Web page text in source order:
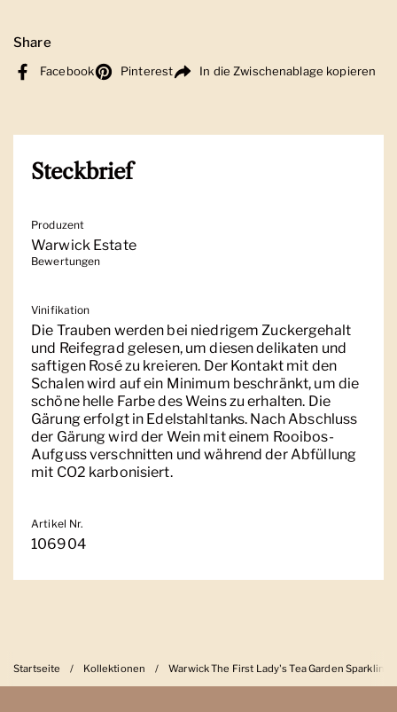
Share
Facebook Pinterest In die Zwischenablage kopieren
Steckbrief
Produzent
Warwick Estate
Bewertungen
Vinifikation
Die Trauben werden bei niedrigem Zuckergehalt
und Reifegrad gelesen, um diesen delikaten und
saftigen Rosé zu kreieren. Der Kontakt mit den
Schalen wird auf ein Minimum beschränkt, um die
schöne helle Farbe des Weins zu erhalten. Die
Gärung erfolgt in Edelstahltanks. Nach Abschluss
der Gärung wird der Wein mit einem Rooibos-
Aufguss verschnitten und während der Abfüllung
mit CO2 karbonisiert.
Artikel Nr.
106904
Startseite / Kollektionen / Warwick The First Lady's Tea Garden Sparkling